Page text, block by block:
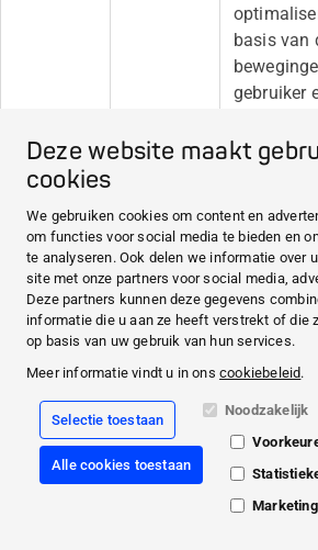
Deze website maakt
cookies
We gebruiken cookies om content en
om functies voor social media te bieden en
te analyseren. Ook delen we informatie over
site met onze partners voor social media,
Deze partners kunnen deze gegevens
informatie die u aan ze heeft verstrekt of die
op basis van uw gebruik van hun services.
Meer informatie vindt u in onscookiebeleid.
Selectie toestaan
Alle cookies toestaan
Noodzakelijk
Marketing
basis van
gebruiker
van
es.
yabs-sid Yandex
Registreert
bezoekers
meerdere
brengen en
meerdere
wordt